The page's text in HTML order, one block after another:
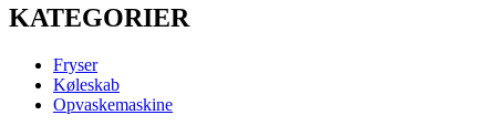
KATEGORIER
Fryser
Køleskab
Opvaskemaskine